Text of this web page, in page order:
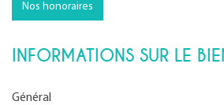
Nos honoraires
INFORMATIONS SUR LE
Général